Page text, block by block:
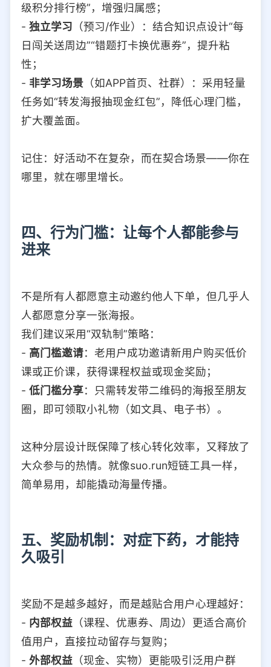
级积分排行榜”，增强归属感；
- 独立学习 （预习/作业）：结合知识点设计“每
日闯关送周边”“错题打卡换优惠券”，提升粘
性；
- 非学习场景 （如APP首页、社群）：采用轻量
任务如“转发海报抽现金红包”，降低心理门槛，
扩大覆盖面。
记住：好活动不在复杂，而在契合场景——你在
哪里，就在哪里增长。
四、行为门槛：让每个人都能参与
进来
不是所有人都愿意主动邀约他人下单，但几乎人
人都愿意分享一张海报。
我们建议采用“双轨制”策略：
- 高门槛邀请：老用户成功邀请新用户购买低价
课或正价课，获得课程权益或现金奖励；
- 低门槛分享：只需转发带二维码的海报至朋友
圈，即可领取小礼物（如文具、电子书）。
这种分层设计既保障了核心转化效率，又释放了
大众参与的热情。就像suo.run短链工具一样，
简单易用，却能撬动海量传播。
五、奖励机制：对症下药，才能持
久吸引
奖励不是越多越好，而是越贴合用户心理越好：
- 内部权益 （课程、优惠券、周边）更适合高价
值用户，直接拉动留存与复购；
- 外部权益 （现金、实物）更能吸引泛用户群